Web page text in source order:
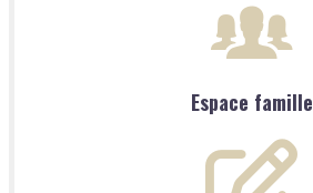
Espace famille